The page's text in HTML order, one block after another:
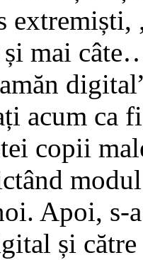
și mai
acum ca
copii
Apoi, s-
și